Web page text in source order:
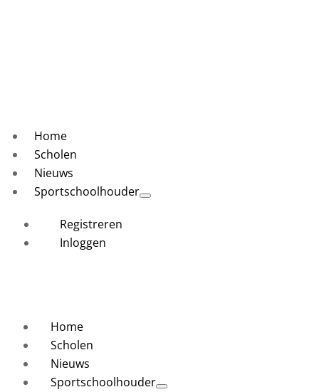
Home
Scholen
Nieuws
Sportschoolhouder
Registreren
Inloggen
Home
Scholen
Nieuws
Sportschoolhouder